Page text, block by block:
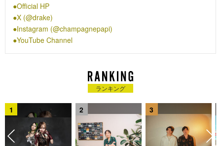
る。過去に3度のグラミー賞を受賞するものの、2017年は作品
をグラミー賞の選考にエントリーしないなどで話題に。ドレイ
クの総資産は100億円を超え、音楽以外にアパレル等も手がけ
る。
最新アルバム『スコーピオン』は全米4週連続1位を記録し、89
10億回以上再生されるなど、ストリーミング史上初の記録を達
成している。さらに『スコーピオン』のリリースによって、ド
レイクの参加楽曲27曲が同時に全米チャートTOP100にランク
インし、チャート全体の約3分の1を占めるなど、米シングル・
チャート59年の歴史上初となる前人未到の偉業を達成。うち
TOP10に7曲が同時ランクインし、ザ・ビートルズを超える新
記録も達成している。
Official HP
X (@drake)
Instagram (@champagnepapi)
YouTube Channel
ランキング
1 2 3